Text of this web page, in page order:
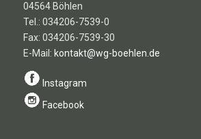
04564 Böhlen
Tel.: 034206-7539-0
Fax: 034206-7539-30
E-Mail: kontakt@wg-boehlen.de
Instagram
Facebook